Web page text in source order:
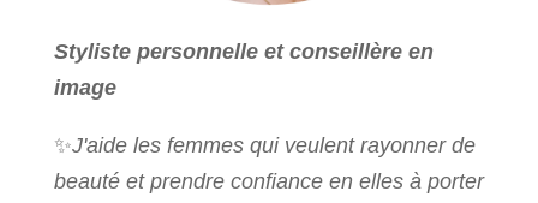
Styliste personnelle et conseillère en
image
✨J'aide les femmes qui veulent rayonner de
beauté et prendre confiance en elles à porter